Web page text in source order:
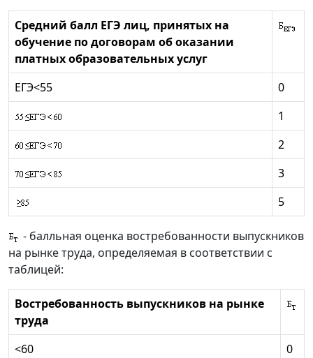
Средний балл ЕГЭ лиц, принятых на
обучение по договорам об оказании
платных образовательных услуг
ЕГЭ<55
0
1
2
3
5
- балльная оценка востребованности выпускников
на рынке труда, определяемая в соответствии с
таблицей:
Востребованность выпускников на рынке
труда
<60
0